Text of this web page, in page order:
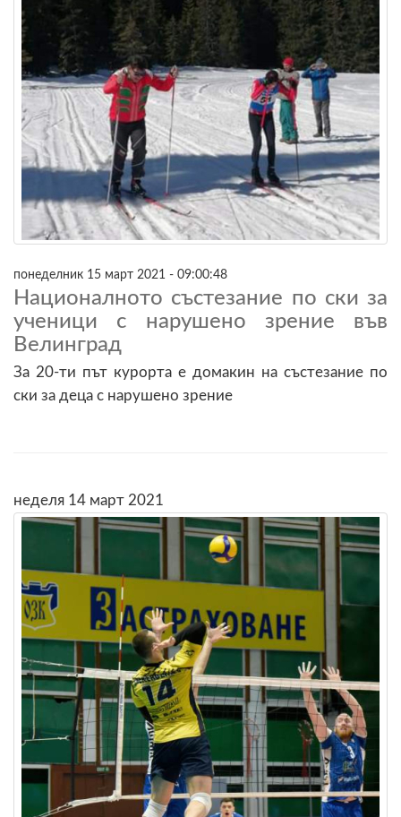
понеделник 15 март 2021 - 09:00:48
Националното състезание по ски за
ученици с нарушено зрение във
Велинград
За 20-ти път курорта е домакин на състезание по
ски за деца с нарушено зрение
неделя 14 март 2021